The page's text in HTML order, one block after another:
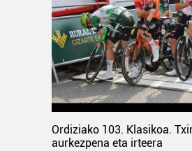
Ordiziako 103. Klasikoa.
aurkezpena eta irteera